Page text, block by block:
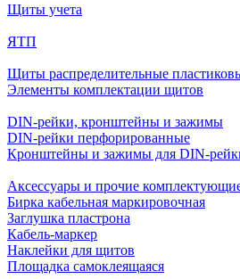
Щиты учета
ЯТП
Щиты распределительные
Элементы комплектации щитов
DIN-рейки, кронштейны и зажимы
DIN-рейки перфорированные
Кронштейны и зажимы для DIN-
Аксессуары и прочие
Бирка кабельная маркировочная
Заглушка пластрона
Кабель-маркер
Наклейки для щитов
Площадка самоклеящаяся